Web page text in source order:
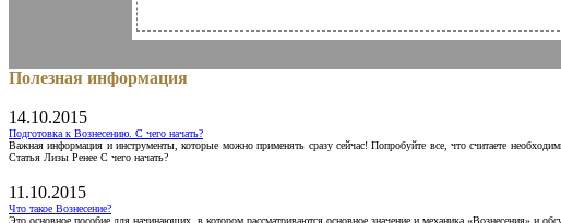
Полезная информация
14.10.2015
Подготовка к Вознесению. С чего начать?
Важная информация и инструменты, которые можно применять сразу сейчас! Попробуйте все, что считаете
Статья Лизы Ренее С чего начать?
11.10.2015
Что такое Вознесение?
Это основное пособие для начинающих, в котором рассматриваются основное значение и механика «Вознесения» и